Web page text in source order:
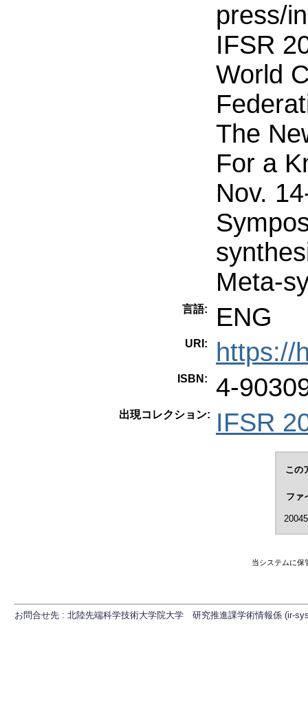
press/
IFSR
World
The
For a
Nov.
Meta-
言語: ENG
URI: https://
ISBN: 4-
出現コレクション: IFSR
この
ファ
当システムに保
お問合せ先 : 北陸先端科学技術大学院大学 研究推進課学術情報係 (ir-